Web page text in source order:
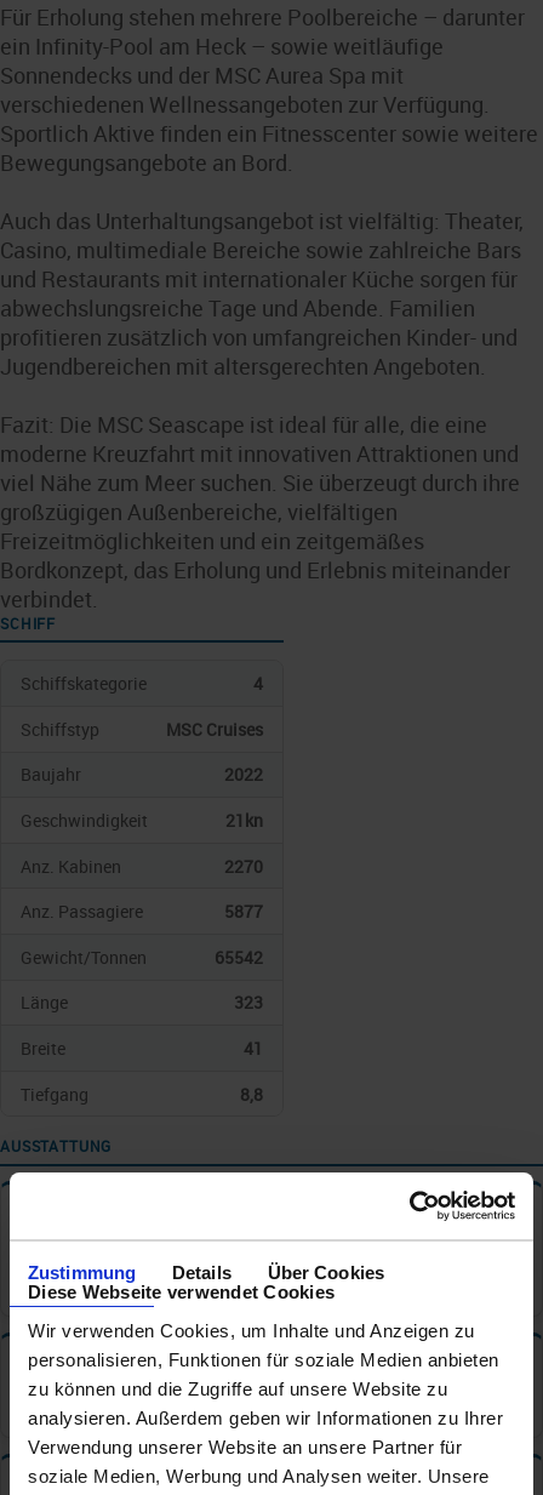
Zustimmung Details
Über Cookies
Diese Webseite verwendet Cookies
Wir verwenden Cookies, um Inhalte und Anzeigen zu
personalisieren, Funktionen für soziale Medien anbieten
zu können und die Zugriffe auf unsere Website zu
analysieren. Außerdem geben wir Informationen zu Ihrer
Verwendung unserer Website an unsere Partner für
soziale Medien, Werbung und Analysen weiter. Unsere
Für Erholung stehen mehrere Poolbereiche – darunter
ein Infinity-Pool am Heck – sowie weitläufige
Sonnendecks und der MSC Aurea Spa mit
verschiedenen Wellnessangeboten zur Verfügung.
Sportlich Aktive finden ein Fitnesscenter sowie weitere
Bewegungsangebote an Bord.
Auch das Unterhaltungsangebot ist vielfältig: Theater,
Casino, multimediale Bereiche sowie zahlreiche Bars
und Restaurants mit internationaler Küche sorgen für
abwechslungsreiche Tage und Abende. Familien
profitieren zusätzlich von umfangreichen Kinder- und
Jugendbereichen mit altersgerechten Angeboten.
Fazit: Die MSC Seascape ist ideal für alle, die eine
moderne Kreuzfahrt mit innovativen Attraktionen und
viel Nähe zum Meer suchen. Sie überzeugt durch ihre
großzügigen Außenbereiche, vielfältigen
Freizeitmöglichkeiten und ein zeitgemäßes
Bordkonzept, das Erholung und Erlebnis miteinander
verbindet.
SCHIFF
Schiffskategorie
4
Schiffstyp
MSC Cruises
Baujahr
2022
Geschwindigkeit
21kn
Anz. Kabinen
2270
Anz. Passagiere
5877
Gewicht/Tonnen
65542
Länge
323
Breite
41
Tiefgang
8,8
AUSSTATTUNG
Reisepass
✦Tischzeiten
Hauptrestaurant: Feste Tischzeit
✦Bars und Cafe s